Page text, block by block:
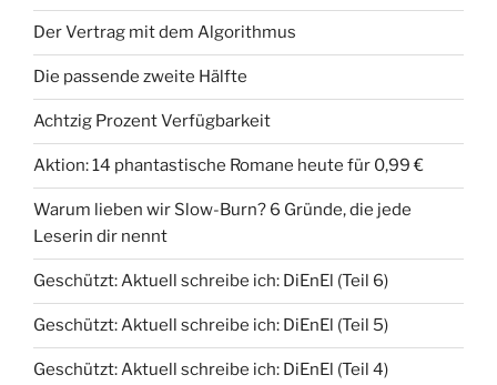
Der Vertrag mit dem Algorithmus
Die passende zweite Hälfte
Achtzig Prozent Verfügbarkeit
Aktion: 14 phantastische Romane heute für 0,99 €
Warum lieben wir Slow-Burn? 6 Gründe, die jede
Leserin dir nennt
Geschützt: Aktuell schreibe ich: DiEnEl (Teil 6)
Geschützt: Aktuell schreibe ich: DiEnEl (Teil 5)
Geschützt: Aktuell schreibe ich: DiEnEl (Teil 4)